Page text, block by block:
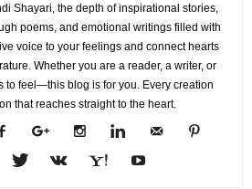
Shayari, the depth of inspirational stories,
poems, and emotional writings filled with
voice to your feelings and connect hearts
Whether you are a reader, a writer, or
to feel—this blog is for you. Every creation
that reaches straight to the heart.